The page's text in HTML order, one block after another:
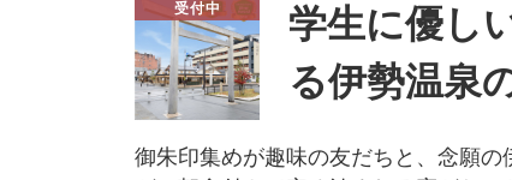
受付中
学生に優し
る伊勢温泉
御朱印集めが趣味の友だちと、念願